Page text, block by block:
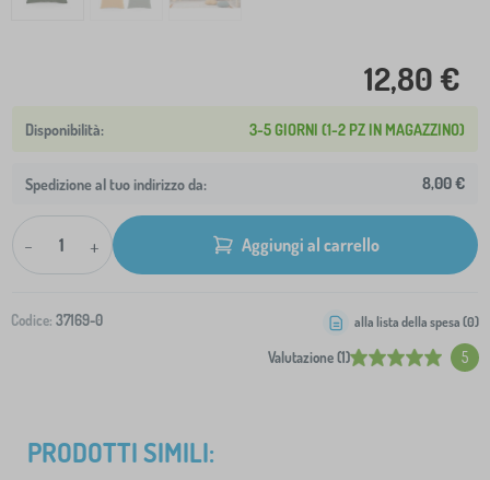
12,80 €
3-5 GIORNI (1-2 PZ IN MAGAZZINO)
Spedizione al tuo indirizzo da: 8,00 €
- + Aggiungi al carrello
Codice: 37169-0
Valutazione (1) 5
alla lista della spesa (0)
PRODOTTI SIMILI: